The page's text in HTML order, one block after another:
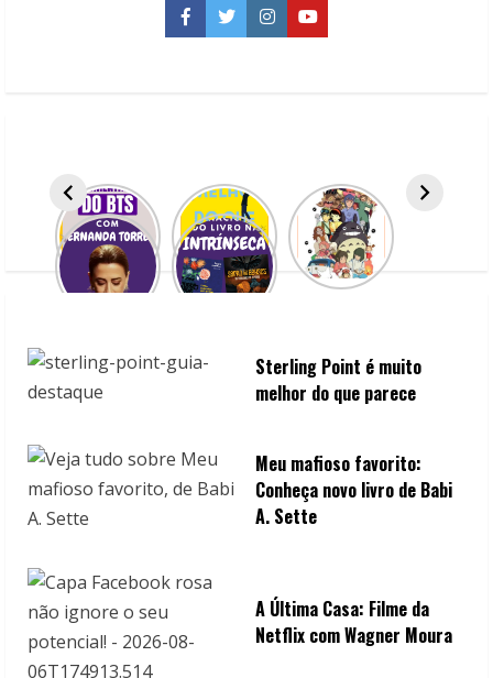
n
Facebook
TwitterInstagramYouTube
Sterling Point é muito
melhor do que parece
Meu mafioso favorito:
Conheça novo livro de Babi
A. Sette
A Última Casa: Filme da
Netflix com Wagner Moura